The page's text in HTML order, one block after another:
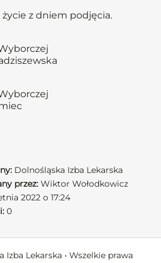
z dniem podjęcia.
Dolnośląska Izba Lekarska
przez: Wiktor Wołodkowicz
2022 o 17:24
0
Lekarska • Wszelkie prawa